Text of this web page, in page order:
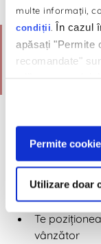
multe informaţii,
condiții În cazul
apăsați "Permite
recomandate"
Permite
Utilizare doar
template-
Exemplu:
lansarea
Mulți cred că
PDF bun
idei și oferă
📌 De ce
Îți
Te
vânzător